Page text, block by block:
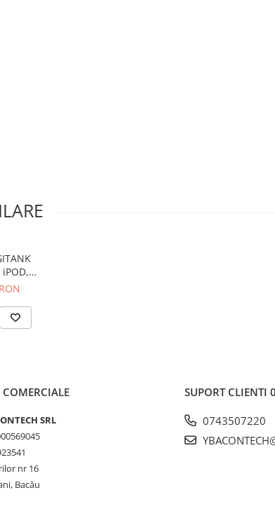
COMERCIALE
SRL
nr 16
Bacău
SUPORT CLIENTI
0743507220